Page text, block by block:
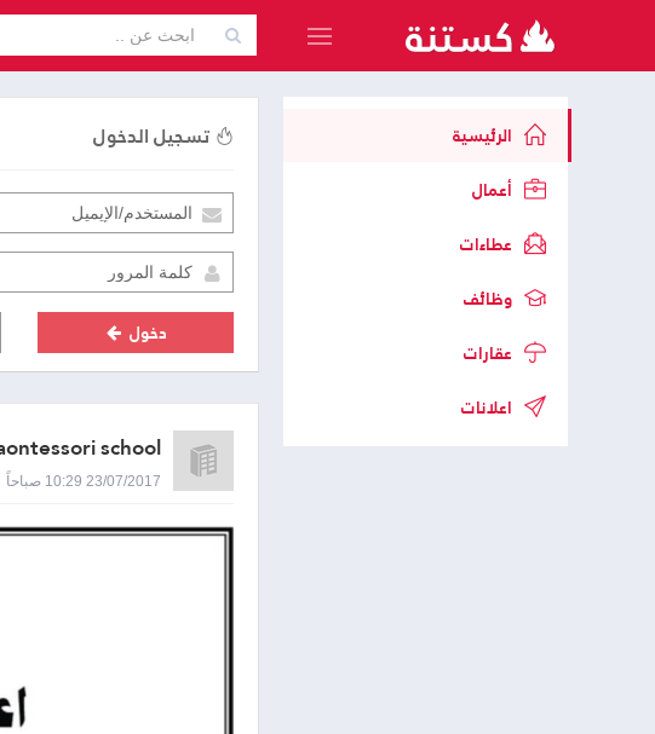
الرئيسية
أعمال
عطاءات
وظائف
عقارات
اعلانات
تسجيل الدخول
دخول
school
23/07/2017 10:29 صباحاً